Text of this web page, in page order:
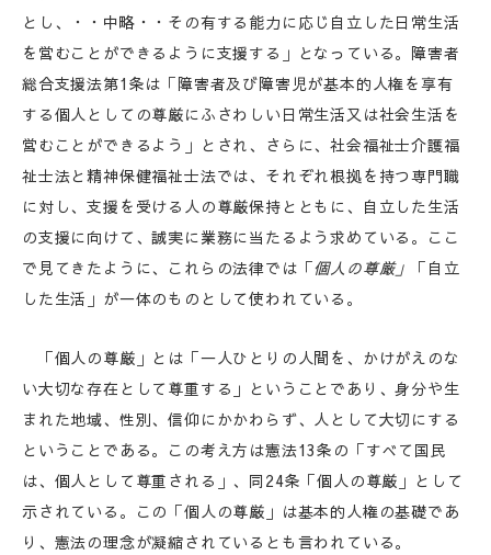
とし、・・中略・・その有する能力に応じ自立した日常生活
を営むことができるように支援する」となっている。障害者
総合支援法第1条は「障害者及び障害児が基本的人権を享有
する個人としての尊厳にふさわしい日常生活又は社会生活を
営むことができるよう」とされ、さらに、社会福祉士介護福
祉士法と精神保健福祉士法では、それぞれ根拠を持つ専門職
に対し、支援を受ける人の尊厳保持とともに、自立した生活
の支援に向けて、誠実に業務に当たるよう求めている。ここ
で見てきたように、これらの法律では「個人の尊厳」
「自立
した生活」が一体のものとして使われている。
「個人の尊厳」とは「一人ひとりの人間を、かけがえのな
い大切な存在として尊重する」ということであり、身分や生
まれた地域、性別、信仰にかかわらず、人として大切にする
ということである。この考え方は憲法13条の「すべて国民
は、個人として尊重される」、同24条「個人の尊厳」として
示されている。この「個人の尊厳」は基本的人権の基礎であ
り、憲法の理念が凝縮されているとも言われている。